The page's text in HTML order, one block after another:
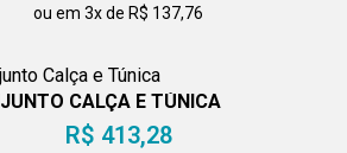
ou em 3x de R$ 137,76
CALÇA E TÚNICA
R$ 413,28